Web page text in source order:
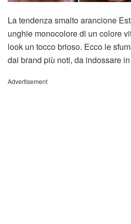
La tendenza smalto arancione
unghie monocolore di un colore
look un tocco brioso. Ecco le
dai brand più noti, da indossare
Advertisement